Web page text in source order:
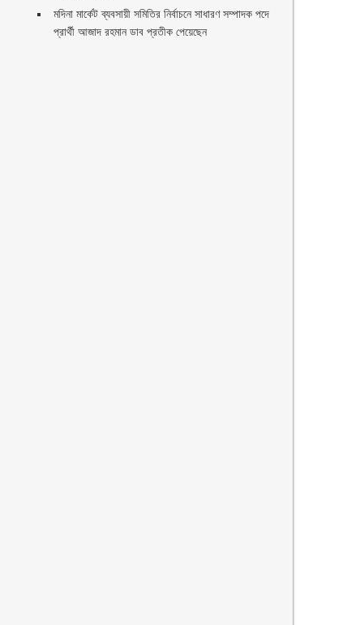
মদিনা মার্কেট ব্যবসায়ী সমিতির নির্বাচনে সাধারণ সম্পাদক পদে
প্রার্থী আজাদ রহমান ডাব প্রতীক পেয়েছেন ‎